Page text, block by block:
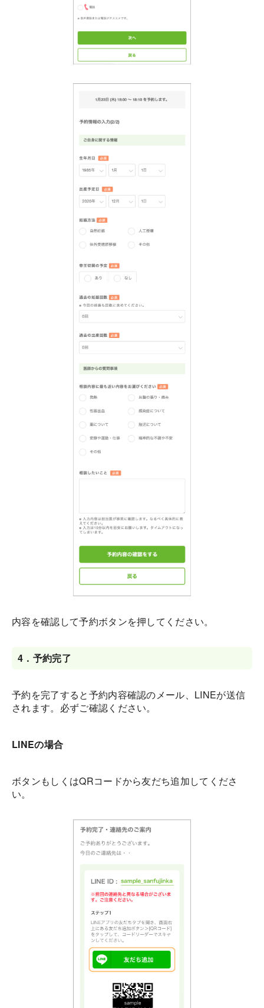
内容を確認して予約ボタンを押してください。
4． 予約完了
予約を完了すると予約内容確認のメール、LINEが送信
されます。必ずご確認ください。
LINEの場合
ボタンもしくはQRコードから友だち追加してくださ
い。